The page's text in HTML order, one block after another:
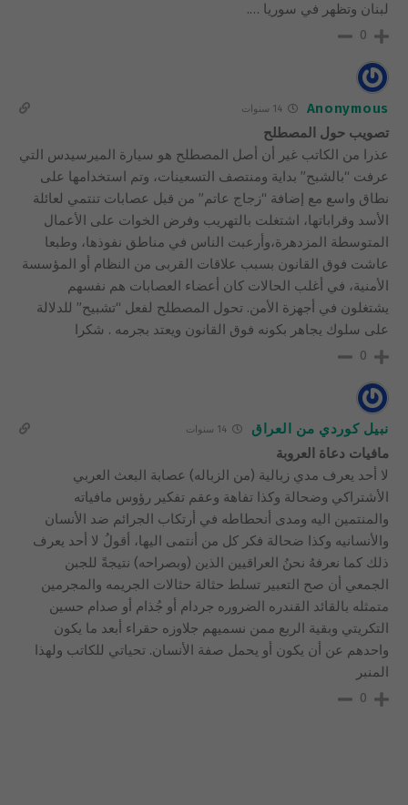
لبنان وتظهر في سوريا ….
0
Anonymous 14 سنوات
تصويب حول المصطلح
عذرا من الكاتب غير أن أصل المصطلح هو سيارة الميرسيدس التي
عرفت “بالشبح” بداية ومنتصف التسعينات، وتم استخدامها على
نطاق واسع مع إضافة “زجاج عاتم” من قبل عصابات تنتمي لعائلة
الأسد وقراباتها، اشتغلت بالتهريب وفرض الخوات على الأعمال
المتوسطة المزدهرة،وأرعبت الناس في مناطق نفوذها، وطبعا
عاشت فوق القانون بسبب علاقات القربى من النظام أو المؤسسة
الأمنية، في أغلب الحالات كان أعضاء العصابات هم نفسهم
يشتغلون في أجهزة الأمن. تحول المصطلح لفعل “تشبيح” للدلالة
على سلوك يجاهر بكونه فوق القانون ويعتد بجرمه . شكرا
0
نبيل كوردي من العراق 14 سنوات
مافيات دعاة العروبة
لا أحد يعرف مدي زبالية (من الزباله) عصابة البعث العربي
الأشتراكي وضحالة وكذا تفاهة وعقم تفكير رؤوس مافياته
والمنتمين اليه ومدى أنحطاطه في أرتكاب الجرائم ضد الأنسان
والأنسانيه وكذا ضحالة فكر كل من أنتمى اليها، أقولُ لا أحد يعرف
ذلك كما نعرفهُ نحنُ العراقيين الذين (وبصراحه) نتيجةً للجبن
الجمعي أن صح التعبير تسلط حثالة حثالات الجريمه والمجرمين
متمثله بالقائد القندره الضروره جردام أو جُذام أو صدام حسين
التكريتي وبقية الربع ممن نسميهم جلاوزه حقراء أبعد ما يكون
واحدهم عن أن يكون أو يحمل صفة الأنسان. تحياتي للكاتب ولهذا
المنبر
0